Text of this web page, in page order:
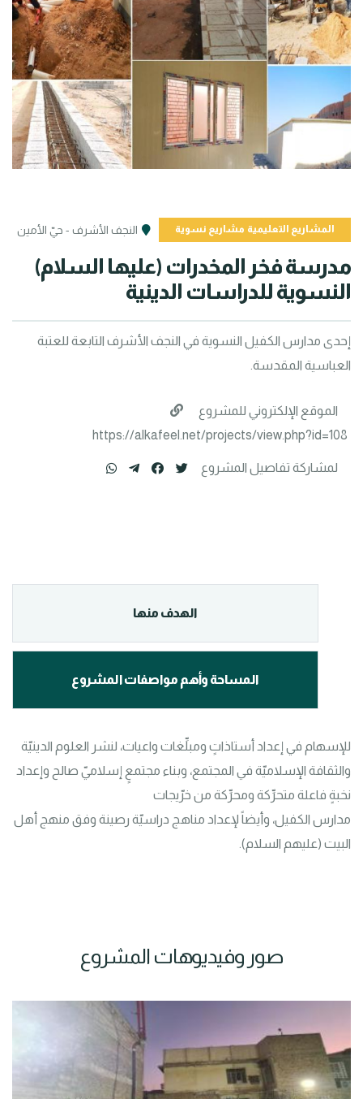
المشاريع التعليمية مشاريع نسوية النجف الأشرف - حيّ الأمين
النسوية للدراسات الدينية
العباسية المقدسة.
الموقع الإلكتروني للمشروع
https://alkafeel.net/projects/view.php?id=108
لمشاركة تفاصيل المشروع
الهدف منها
المساحة وأهم مواصفات المشروع
البيت (عليهم السلام).
صور وفيديوهات المشروع